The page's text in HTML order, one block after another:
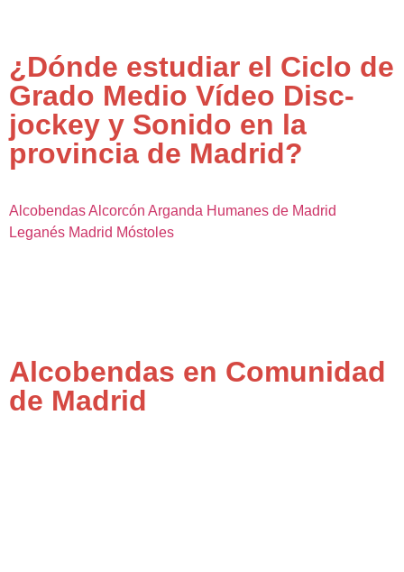
¿Dónde estudiar el Ciclo de
Grado Medio Vídeo Disc-
jockey y Sonido en la
provincia de Madrid?
AlcobendasAlcorcón Arganda Humanes de Madrid
Leganés Madrid Móstoles
Alcobendas en Comunidad
de Madrid